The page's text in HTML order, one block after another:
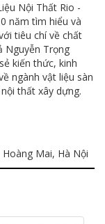
Nội Thất Rio -
năm tìm hiểu và
tiêu chí về chất
Nguyễn Trọng
kiến thức, kinh
ngành vật liệu sàn
thất xây dựng.
Mai, Hà Nội